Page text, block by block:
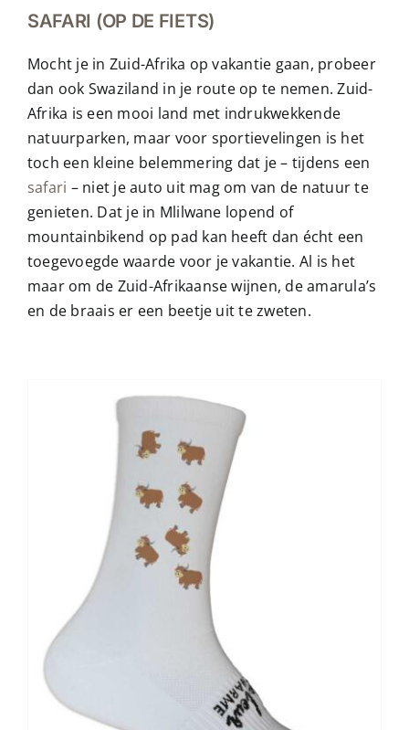
SAFARI (OP DE FIETS)
Mocht je in Zuid-Afrika op vakantie gaan, probeer
dan ook Swaziland in je route op te nemen. Zuid-
Afrika is een mooi land met indrukwekkende
natuurparken, maar voor sportievelingen is het
toch een kleine belemmering dat je – tijdens een
safari – niet je auto uit mag om van de natuur te
genieten. Dat je in Mlilwane lopend of
mountainbikend op pad kan heeft dan écht een
toegevoegde waarde voor je vakantie. Al is het
maar om de Zuid-Afrikaanse wijnen, de amarula’s
en de braais er een beetje uit te zweten.